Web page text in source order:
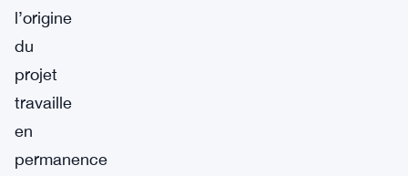
l’origine
du
projet
travaille
en
permanence